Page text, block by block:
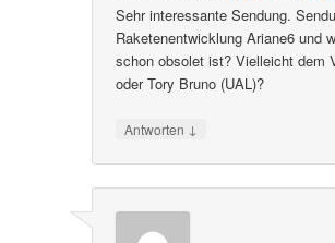
Sehr interessante Sendung.
Raketenentwicklung Ariane6 und
schon obsolet ist? Vielleicht dem
oder Tory Bruno (UAL)?
Antworten ↓